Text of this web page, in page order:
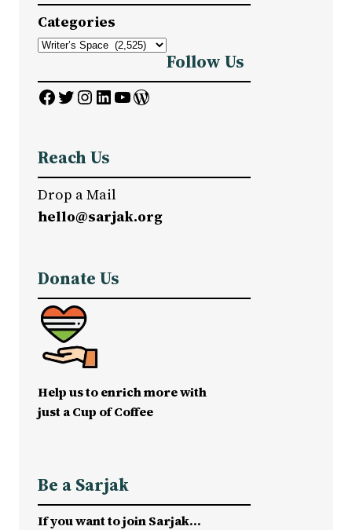
c
h
Categories
Follow Us
Facebook Twitter InstagramLinkedIn YouTube WordPress
Reach Us
Drop a Mail
hello@sarjak.org
Donate Us
Help us to enrich more with
just a Cup of Coffee
Be a Sarjak
If you want to join Sarjak…